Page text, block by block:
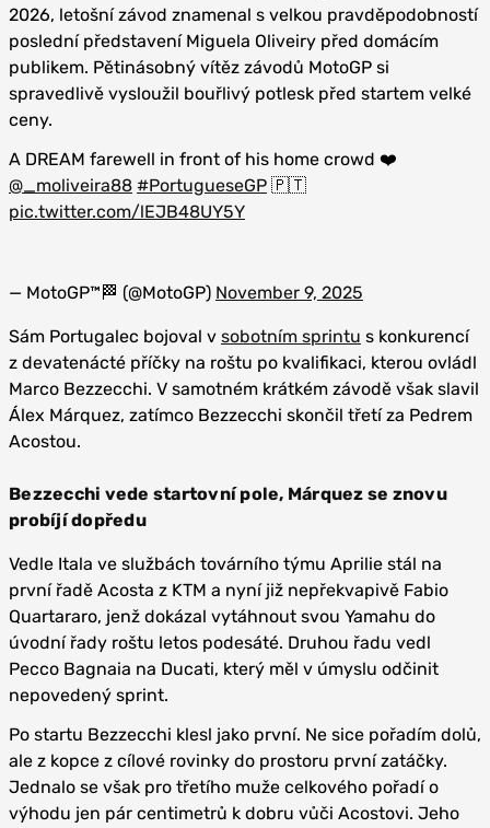
2026, letošní závod znamenal s velkou pravděpodobností
poslední představení Miguela Oliveiry před domácím
publikem. Pětinásobný vítěz závodů MotoGP si
spravedlivě vysloužil bouřlivý potlesk před startem velké
ceny.
A DREAM farewell in front of his home crowd ❤️
@_moliveira88 #PortugueseGP 🇵🇹
pic.twitter.com/lEJB48UY5Y
— MotoGP™🏁 (@MotoGP) November 9, 2025
Sám Portugalec bojoval v sobotním sprintu s konkurencí
z devatenácté příčky na roštu po kvalifikaci, kterou ovládl
Marco Bezzecchi. V samotném krátkém závodě však slavil
Álex Márquez, zatímco Bezzecchi skončil třetí za Pedrem
Acostou.
Bezzecchi vede startovní pole, Márquez se znovu
probíjí dopředu
Vedle Itala ve službách továrního týmu Aprilie stál na
první řadě Acosta z KTM a nyní již nepřekvapivě Fabio
Quartararo, jenž dokázal vytáhnout svou Yamahu do
úvodní řady roštu letos podesáté. Druhou řadu vedl
Pecco Bagnaia na Ducati, který měl v úmyslu odčinit
nepovedený sprint.
Po startu Bezzecchi klesl jako první. Ne sice pořadím dolů,
ale z kopce z cílové rovinky do prostoru první zatáčky.
Jednalo se však pro třetího muže celkového pořadí o
výhodu jen pár centimetrů k dobru vůči Acostovi. Jeho